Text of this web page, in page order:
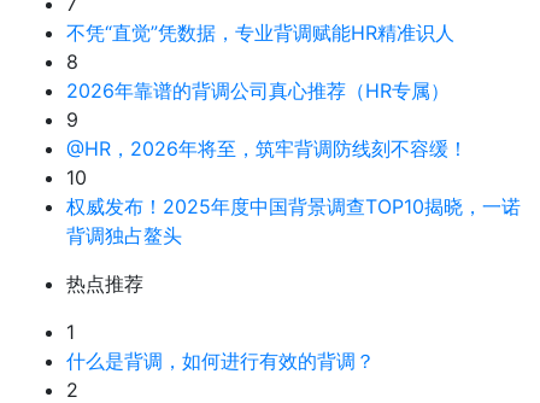
不凭“直觉”凭数据，专业背调赋能HR精准识人
8
2026年靠谱的背调公司真心推荐（HR专属）
9
@HR，2026年将至，筑牢背调防线刻不容缓！
10
权威发布！2025年度中国背景调查TOP10揭晓，一诺
背调独占鳌头
热点推荐
1
什么是背调，如何进行有效的背调？
2